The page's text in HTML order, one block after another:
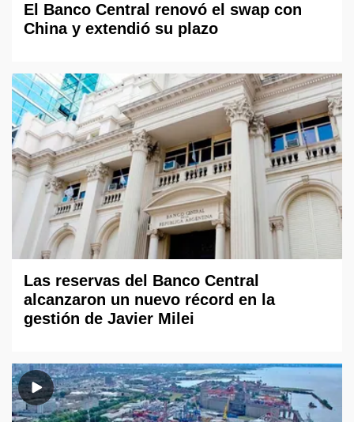
El Banco Central renovó el swap con
China y extendió su plazo
Las reservas del Banco Central
alcanzaron un nuevo récord en la
gestión de Javier Milei